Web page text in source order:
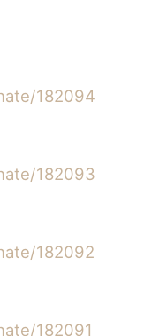
182094
182093
182092
182091